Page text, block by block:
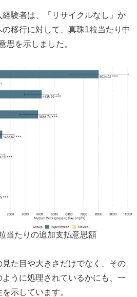
験者は、「リサイクルなし」か
移行に対して、真珠1粒当たり中
思を示しました。
当たりの追加支払意思額
た目や大きさだけでなく、その
うに処理されているかにも、一
示しています。